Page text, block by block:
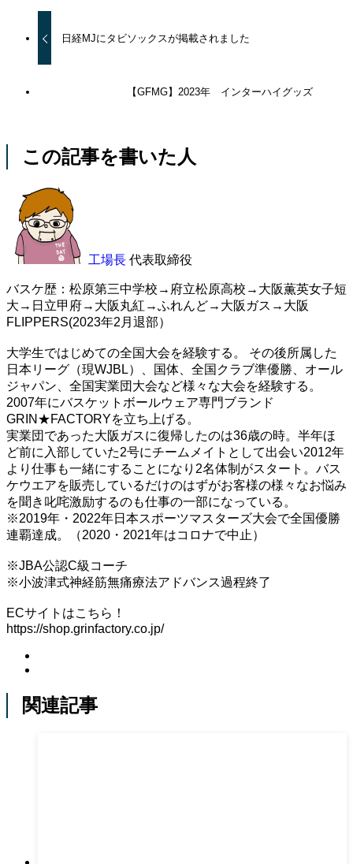
日経MJにタビソックスが掲載されました
【GFMG】2023年 インターハイグッズ
この記事を書いた人
工場長 代表取締役
バスケ歴：松原第三中学校→府立松原高校→大阪薫英女子短
大→日立甲府→大阪丸紅→ふれんど→大阪ガス→大阪
FLIPPERS(2023年2月退部）
大学生ではじめての全国大会を経験する。 その後所属した
日本リーグ（現WJBL）、国体、全国クラブ準優勝、オール
ジャパン、全国実業団大会など様々な大会を経験する。
2007年にバスケットボールウェア専門ブランド
GRIN★FACTORYを立ち上げる。
実業団であった大阪ガスに復帰したのは36歳の時。半年ほ
ど前に入部していた2号にチームメイトとして出会い2012年
より仕事も一緒にすることになり2名体制がスタート。バス
ケウエアを販売しているだけのはずがお客様の様々なお悩み
を聞き叱咤激励するのも仕事の一部になっている。
※2019年・2022年日本スポーツマスターズ大会で全国優勝
連覇達成。（2020・2021年はコロナで中止）
※JBA公認C級コーチ
※小波津式神経筋無痛療法アドバンス過程終了
ECサイトはこちら！
https://shop.grinfactory.co.jp/
関連記事